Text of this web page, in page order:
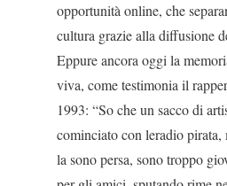
oppor­tunità online, che
cultura gra­zie alla diffusione
Eppure ancora oggi la
viva, co­me testimonia il
1993: “So che un sacco di
cominciato con leradio pirata,
la sono persa, sono troppo